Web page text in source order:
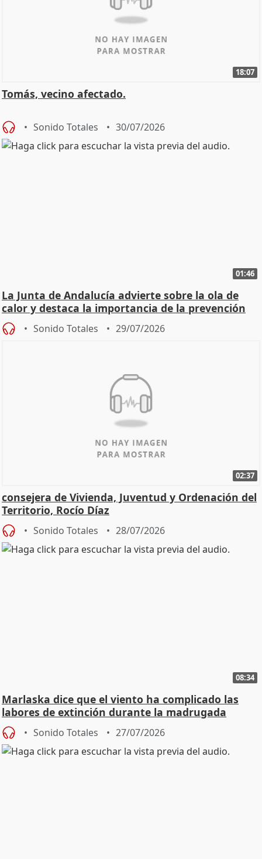
18:07
Tomás, vecino afectado.
Sonido Totales 30/07/2026
01:46
La Junta de Andalucía advierte sobre la ola de
calor y destaca la importancia de la prevención
Sonido Totales 29/07/2026
02:37
consejera de Vivienda, Juventud y Ordenación del
Territorio, Rocío Díaz
Sonido Totales 28/07/2026
08:34
Marlaska dice que el viento ha complicado las
labores de extinción durante la madrugada
Sonido Totales 27/07/2026